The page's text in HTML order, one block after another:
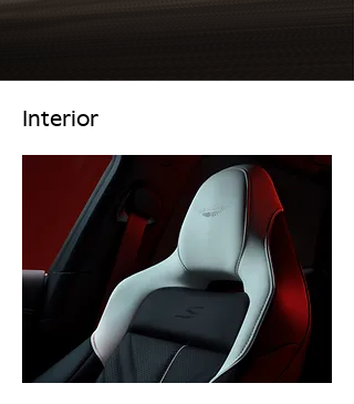
Interior